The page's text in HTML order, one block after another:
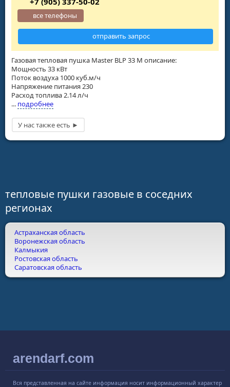
Газовая тепловая пушка Master BLP 33 M описание:
Мощность 33 кВт
Поток воздуха 1000 куб.м/ч
Напряжение питания 230
Расход топлива 2.14 л/ч
... подробнее
все телефоны
отправить запрос
тепловые пушки газовые в соседних
регионах
Астраханская область
Воронежская область
Калмыкия
Ростовская область
Саратовская область
arendarf.com
Вся представленная на сайте информация носит информационный характер